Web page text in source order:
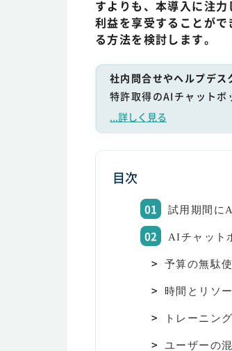
すよりも、本導入に注
利益を享受することが
る方法を検討します。
社内問合せやヘルプデ
特許取得のAIチャットボ
...詳しく見る
目次
試用期間に
AIチャット
予算の無駄
時間とリソ
トレーニン
ユーザーの